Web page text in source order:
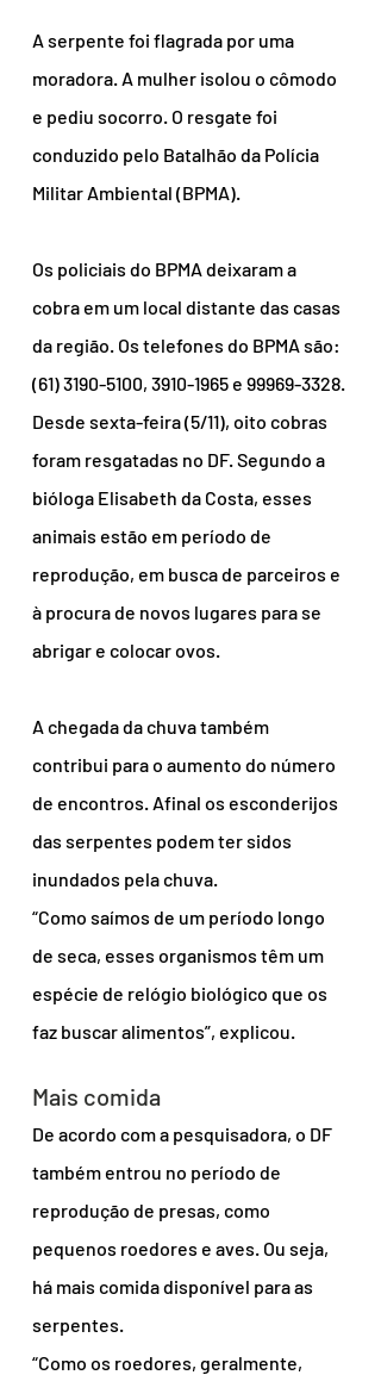
A serpente foi flagrada por uma
moradora. A mulher isolou o cômodo
e pediu socorro. O resgate foi
conduzido pelo Batalhão da Polícia
Militar Ambiental (BPMA).
Os policiais do BPMA deixaram a
cobra em um local distante das casas
da região. Os telefones do BPMA são:
(61) 3190-5100, 3910-1965 e 99969-3328.
Desde sexta-feira (5/11), oito cobras
foram resgatadas no DF. Segundo a
bióloga Elisabeth da Costa, esses
animais estão em período de
reprodução, em busca de parceiros e
à procura de novos lugares para se
abrigar e colocar ovos.
A chegada da chuva também
contribui para o aumento do número
de encontros. Afinal os esconderijos
das serpentes podem ter sidos
inundados pela chuva.
“Como saímos de um período longo
de seca, esses organismos têm um
espécie de relógio biológico que os
faz buscar alimentos”, explicou.
Mais comida
De acordo com a pesquisadora, o DF
também entrou no período de
reprodução de presas, como
pequenos roedores e aves. Ou seja,
há mais comida disponível para as
serpentes.
“Como os roedores, geralmente,